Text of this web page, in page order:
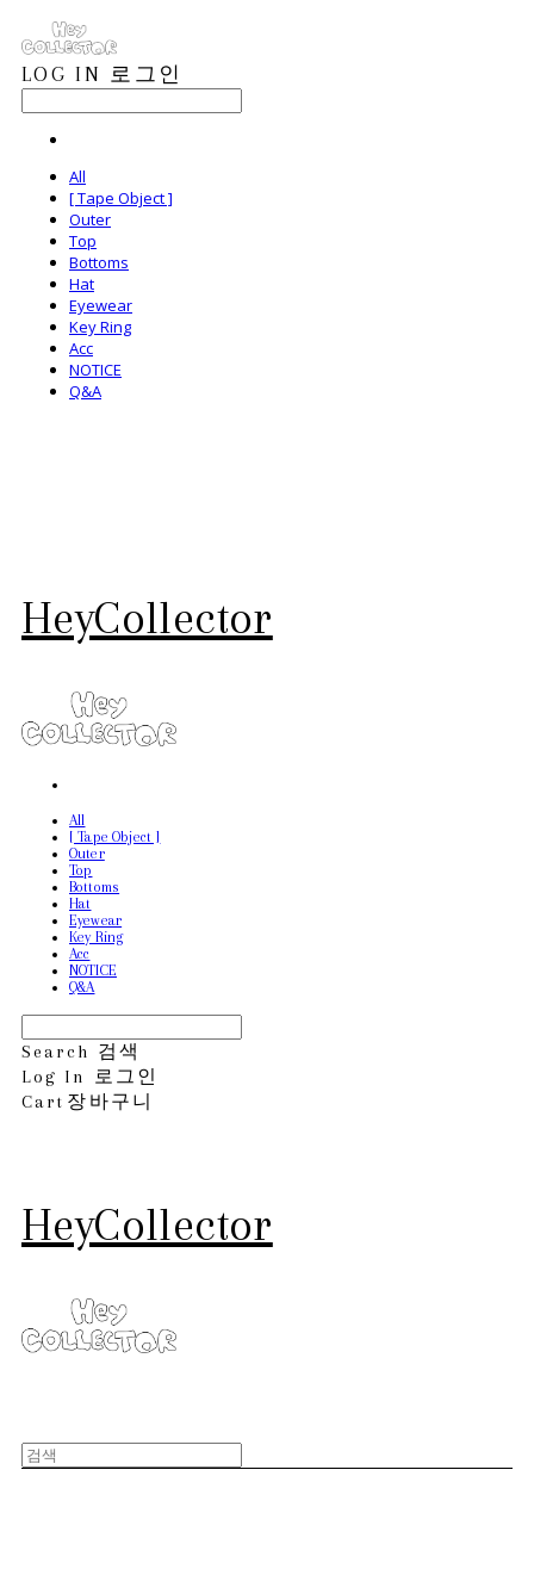
LOG IN 로그인
All
[ Tape Object ]
Outer
Top
Bottoms
Hat
Eyewear
Key Ring
Acc
NOTICE
Q&A
HeyCollector
All
[ Tape Object ]
Outer
Top
Bottoms
Hat
Eyewear
Key Ring
Acc
NOTICE
Q&A
Search 검색
Log In
로그인
Cart 장바구니
HeyCollector